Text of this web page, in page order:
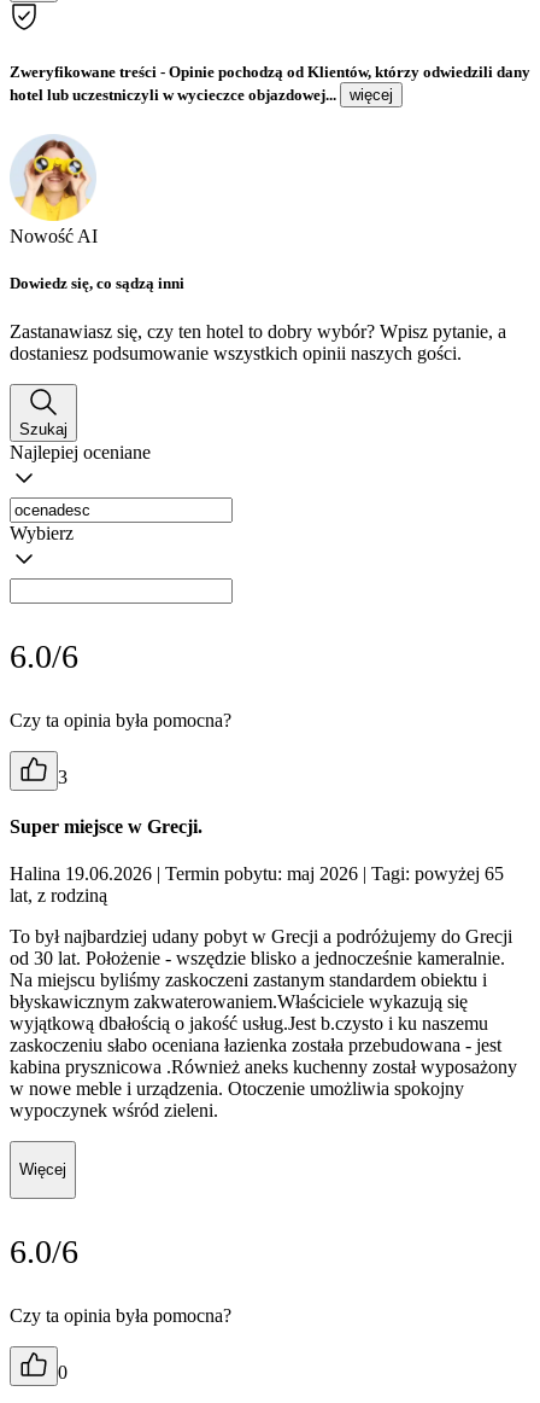
Zweryfikowane treści - Opinie pochodzą od Klientów, którzy odwiedzili dany
hotel lub uczestniczyli w wycieczce objazdowej...
więcej
Nowość AI
Dowiedz się, co sądzą inni
Zastanawiasz się, czy ten hotel to dobry wybór? Wpisz pytanie, a
dostaniesz podsumowanie wszystkich opinii naszych gości.
Szukaj
Najlepiej oceniane
Wybierz
6.0/6
Czy ta opinia była pomocna?
3
Super miejsce w Grecji.
Halina 19.06.2026 | Termin pobytu: maj 2026 | Tagi: powyżej 65
lat, z rodziną
To był najbardziej udany pobyt w Grecji a podróżujemy do Grecji
od 30 lat. Położenie - wszędzie blisko a jednocześnie kameralnie.
Na miejscu byliśmy zaskoczeni zastanym standardem obiektu i
błyskawicznym zakwaterowaniem.Właściciele wykazują się
wyjątkową dbałością o jakość usług.Jest b.czysto i ku naszemu
zaskoczeniu słabo oceniana łazienka została przebudowana - jest
kabina prysznicowa .Również aneks kuchenny został wyposażony
w nowe meble i urządzenia. Otoczenie umożliwia spokojny
wypoczynek wśród zieleni.
Więcej
6.0/6
Czy ta opinia była pomocna?
0